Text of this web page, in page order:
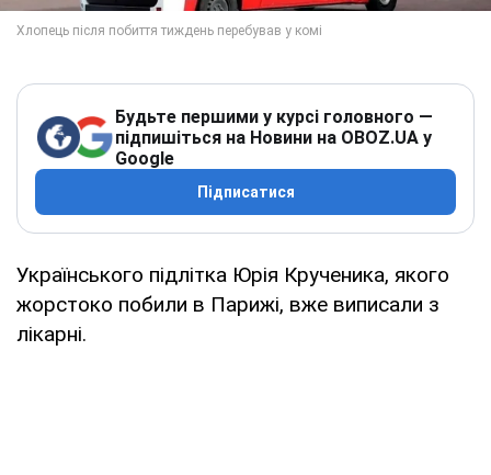
Будьте першими у курсі головного —
підпишіться на Новини на OBOZ.UA у
Google
Підписатися
Українського підлітка Юрія Крученика, якого
жорстоко побили в Парижі, вже виписали з
лікарні.